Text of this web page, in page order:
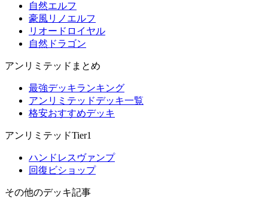
自然エルフ
豪風リノエルフ
リオードロイヤル
自然ドラゴン
アンリミテッドまとめ
最強デッキランキング
アンリミテッドデッキ一覧
格安おすすめデッキ
アンリミテッドTier1
ハンドレスヴァンプ
回復ビショップ
その他のデッキ記事